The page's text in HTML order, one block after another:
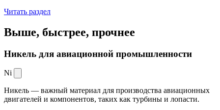
Читать раздел
Выше, быстрее, прочнее
Никель для авиационной промышленности
Ni
Никель — важный материал для производства авиационных
двигателей и компонентов, таких как турбины и лопасти.